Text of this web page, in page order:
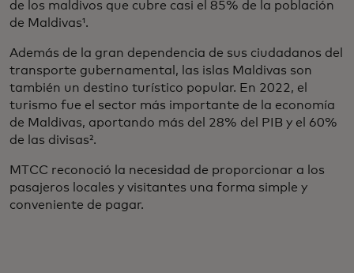
de los maldivos que cubre casi el 85% de la población
de Maldivas¹.
Además de la gran dependencia de sus ciudadanos del
transporte gubernamental, las islas Maldivas son
también un destino turístico popular. En 2022, el
turismo fue el sector más importante de la economía
de Maldivas, aportando más del 28% del PIB y el 60%
de las divisas².
MTCC reconoció la necesidad de proporcionar a los
pasajeros locales y visitantes una forma simple y
conveniente de pagar.